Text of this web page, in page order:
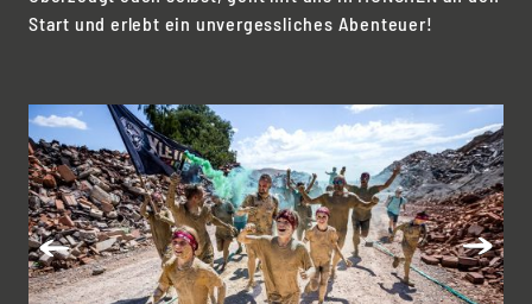
Start und erlebt ein unvergessliches Abenteuer!